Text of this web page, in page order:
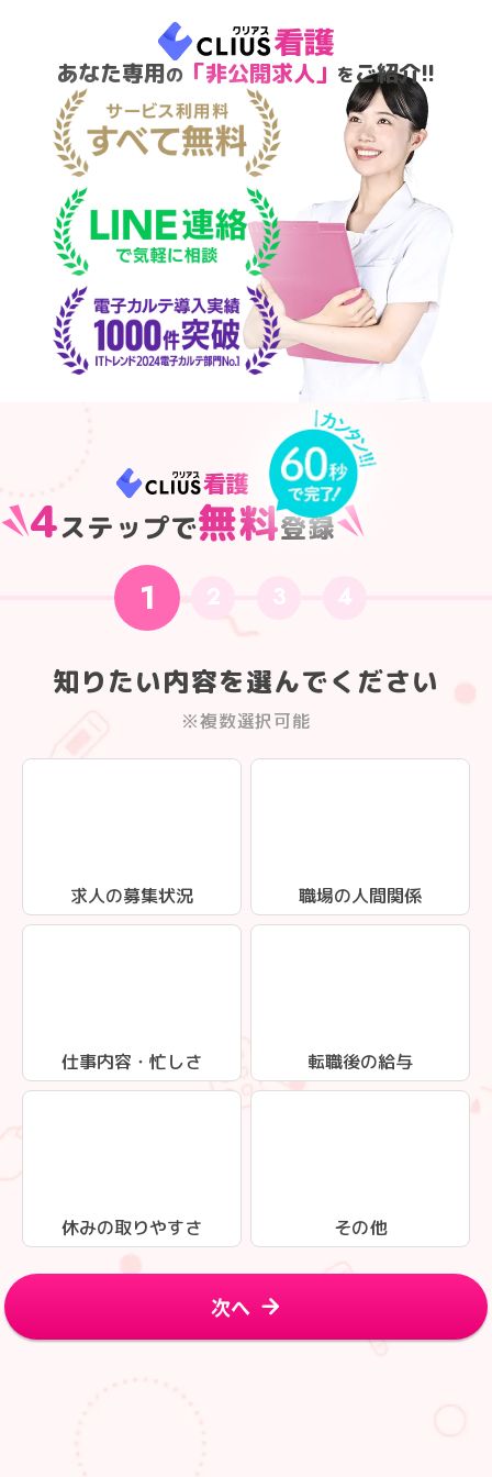
あなた専用の 「非公開求人」 をご紹介!!
4ステップで無料登録
1 2 3 4
知りたい内容を選んでください
※複数選択可能
求人の募集状況 職場の人間関係
仕事内容・忙しさ 転職後の給与
休みの取りやすさ その他
次へ